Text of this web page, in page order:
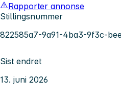
Rapporter annonse
Stillingsnummer
822585a7-9a91-4ba3-9f3c-
Sist endret
13. juni 2026